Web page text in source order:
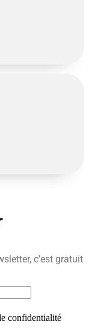
c’est gratuit
confidentialité